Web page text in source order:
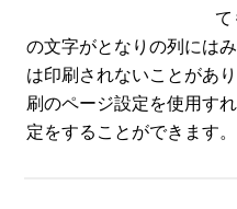
て
の文字がとなりの列には
は印刷されないことがあ
刷のページ設定を使用す
定をすることができます